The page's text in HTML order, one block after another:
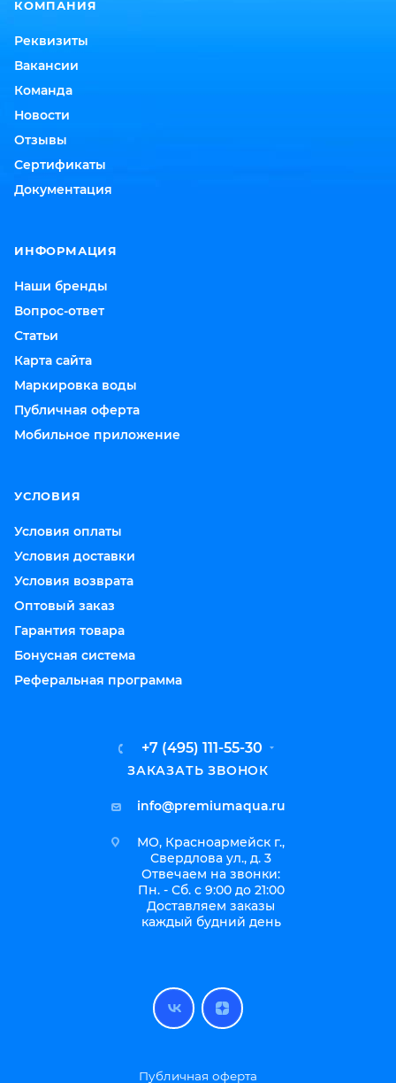
КОМПАНИЯ
Реквизиты
Вакансии
Команда
Новости
Отзывы
Сертификаты
Документация
ИНФОРМАЦИЯ
Наши бренды
Вопрос-ответ
Статьи
Карта сайта
Маркировка воды
Публичная оферта
Мобильное приложение
УСЛОВИЯ
Условия оплаты
Условия доставки
Условия возврата
Оптовый заказ
Гарантия товара
Бонусная система
Реферальная программа
+7 (495) 111-55-30
ЗАКАЗАТЬ ЗВОНОК
info@premiumaqua.ru
МО, Красноармейск г.,
Свердлова ул., д. 3
Отвечаем на звонки:
Пн. - Сб. с 9:00 до 21:00
Доставляем заказы
каждый будний день
Публичная оферта